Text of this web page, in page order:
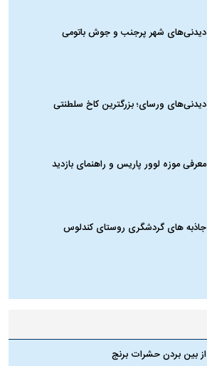
دیدنی‌های شهر پرجنب و جوش باتومی
دیدنی‌های ورسای؛ بزرگترین کاخ سلطنتی
معرفی موزه لوور پاریس و راهنمای بازدید
جاذبه های گردشگری روستای کندلوس
از بین بردن حشرات برنج